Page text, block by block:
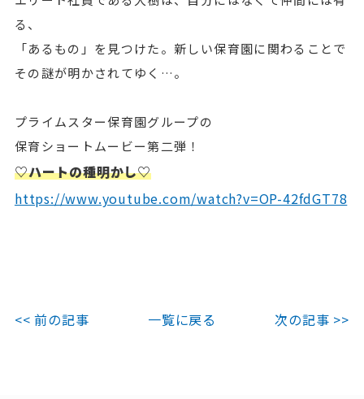
る、
「あるもの」を見つけた。新しい保育園に関わることで
その謎が明かされてゆく…。
プライムスター保育園グループの
保育ショートムービー第二弾！
♡ハートの種明かし♡
https://www.youtube.com/watch?v=OP-42fdGT78
<< 前の記事 一覧に戻る 次の記事 >>